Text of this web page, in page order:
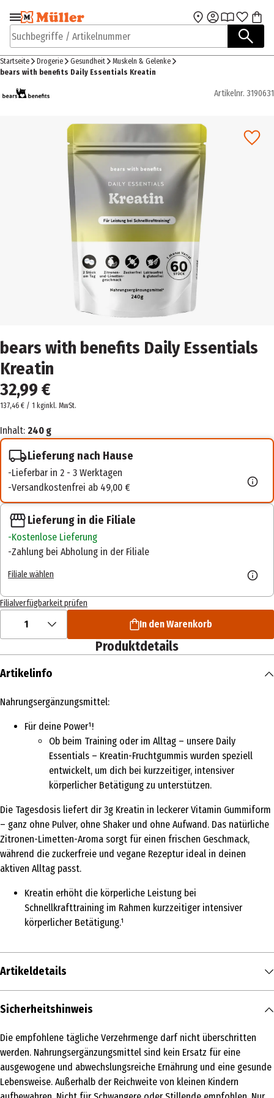
Zur Navigation
springen
Zum Hauptinhalt
Suchbegriffe / Artikelnummer
Startseite Drogerie Gesundheit
Muskeln & Gelenke
bears with benefits Daily Essentials Kreatin
Artikelnr. 3190631
bears with benefits Daily Essentials
Kreatin
32,99 €
137,46 € / 1 kginkl. MwSt.
Inhalt: 240 g
Lieferung nach Hause
Lieferbar in 2 - 3 Werktagen
Versandkostenfrei ab 49,00 €
Lieferung in die Filiale
Kostenlose Lieferung
Zahlung bei Abholung in der Filiale
Filiale wählen
Filialverfügbarkeit prüfen
1 In den Warenkorb
Produktdetails
Artikelinfo
Nahrungsergänzungsmittel:
Für deine Power¹!
Ob beim Training oder im Alltag – unsere Daily
Essentials – Kreatin-Fruchtgummis wurden speziell
entwickelt, um dich bei kurzzeitiger, intensiver
körperlicher Betätigung zu unterstützen.
Die Tagesdosis liefert dir 3g Kreatin in leckerer Vitamin Gummiform
– ganz ohne Pulver, ohne Shaker und ohne Aufwand. Das natürliche
Zitronen-Limetten-Aroma sorgt für einen frischen Geschmack,
während die zuckerfreie und vegane Rezeptur ideal in deinen
aktiven Alltag passt.
Kreatin erhöht die körperliche Leistung bei
Schnellkrafttraining im Rahmen kurzzeitiger intensiver
körperlicher Betätigung.¹
Artikeldetails
Inhalt
Produkttyp
Muskeln & Gelenke
Warnhinweis
Sicherheitshinweis
Die empfohlene tägliche Verzehrmenge darf nicht überschritten
werden. Nahrungsergänzungsmittel sind kein Ersatz für eine
ausgewogene und abwechslungsreiche Ernährung und eine gesunde
Lebensweise. Außerhalb der Reichweite von kleinen Kindern